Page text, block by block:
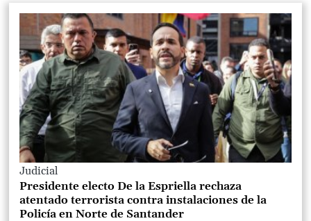
Judicial
Presidente electo De la Espriella rechaza
atentado terrorista contra instalaciones de la
Policía en Norte de Santander